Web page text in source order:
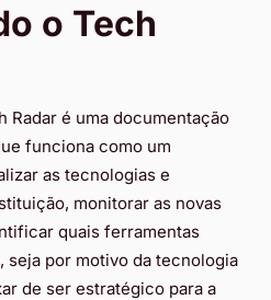
o Tech
Radar é uma documentação
funciona como um
as tecnologias e
monitorar as novas
quais ferramentas
seja por motivo da tecnologia
de ser estratégico para a